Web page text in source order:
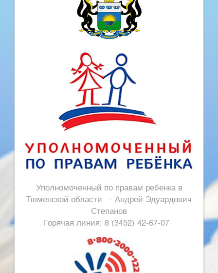
Уполномоченный по правам ребенка в
Тюменской области - Андрей Эдуардович
Степанов
Горячая линия: 8 (3452) 42-67-07